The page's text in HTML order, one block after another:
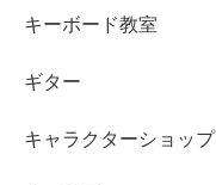
キーボード教室
ギター
キャラクターショップ